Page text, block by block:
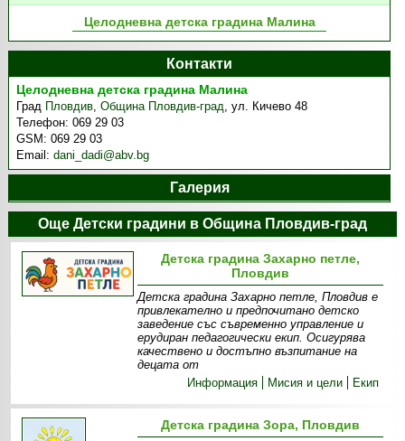
Целодневна детска градина Малина
Контакти
Целодневна детска градина Малина
Град Пловдив,Община Пловдив-град,ул. Кичево 48
Телефон:069 29 03
GSM:069 29 03
Email:dani_dadi@abv.bg
Галерия
Още Детски градини в Община Пловдив-град
Детска градина Захарно петле,
Пловдив
Детска градина Захарно петле, Пловдив е
привлекателно и предпочитано детско
заведение със съвременно управление и
ерудиран педагогически екип. Осигурява
качествено и достъпно възпитание на
децата от
Информация
Мисия и цели Екип
Детска градина Зора, Пловдив